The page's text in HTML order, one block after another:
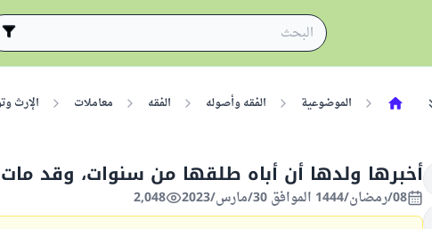
الموضوعية الفقه وأصوله الفقه معاملات الإرث
أخبرها ولدها أن أباه طلقها من سنوات، وقد
08/رمضان/1444 الموافق 30/مارس/2023 2,048